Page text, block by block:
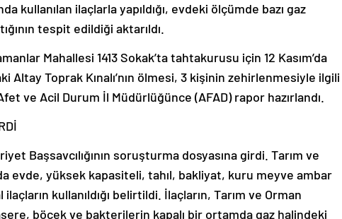
kullanılan ilaçlarla yapıldığı, evdeki ölçümde bazı gaz
tespit edildiği aktarıldı.
Mahallesi 1413 Sokak’ta tahtakurusu için 12 Kasım’da
Altay Toprak Kınalı’nın ölmesi, 3 kişinin zehirlenmesiyle ilgili
ve Acil Durum İl Müdürlüğünce (AFAD) rapor hazırlandı.
Başsavcılığının soruşturma dosyasına girdi. Tarım ve
evde, yüksek kapasiteli, tahıl, bakliyat, kuru meyve ambar
kullanıldığı belirtildi. İlaçların, Tarım ve Orman
böcek ve bakterilerin kapalı bir ortamda gaz halindeki